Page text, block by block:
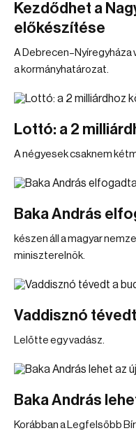
Kezdődhet a
előkészítése
A
a kormányhatározat.
Lottó: a 2
A négyesek csaknem
Baka András
készen áll a magyar
miniszterelnök.
Vaddisznó
Lelőtte egy vadász.
Baka András
Korábban a Legfelsőbb